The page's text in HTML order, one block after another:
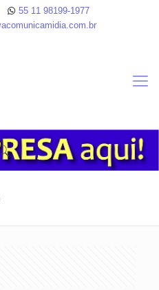
55 11 98199-1977